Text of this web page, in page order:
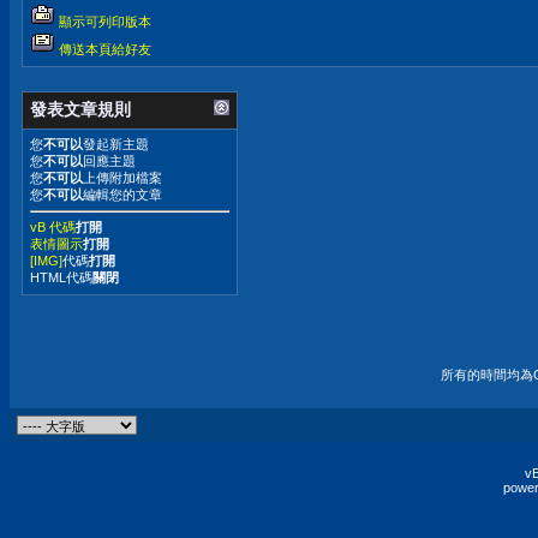
顯示可列印版本
傳送本頁給好友
發表文章規則
您不可以發起新主題
您不可以回應主題
您不可以 上傳附加檔案
您不可以編輯您的文章
vB 代碼打開
表情圖示打開
[IMG]代碼打開
HTML代碼關閉
所有的時間均為